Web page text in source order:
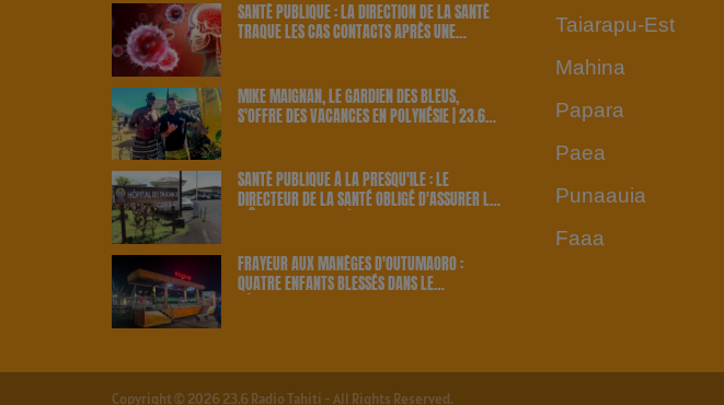
SANTÉ PUBLIQUE : LA DIRECTION DE LA SANTÉ
TRAQUE LES CAS CONTACTS APRÈS UNE
MIKE MAIGNAN, LE GARDIEN DES BLEUS,
S'OFFRE DES VACANCES EN POLYNÉSIE | 23.6
SANTÉ PUBLIQUE À LA PRESQU'ÎLE : LE
DIRECTEUR DE LA SANTÉ OBLIGÉ D'ASSURER LUI-
FRAYEUR AUX MANÈGES D'OUTUMAORO :
QUATRE ENFANTS BLESSÉS DANS LE
Taiarapu-Est
Mahina
Papara
Paea
Punaauia
Faaa
Copyright © 2026 23.6 Radio Tahiti - All Rights Reserved.